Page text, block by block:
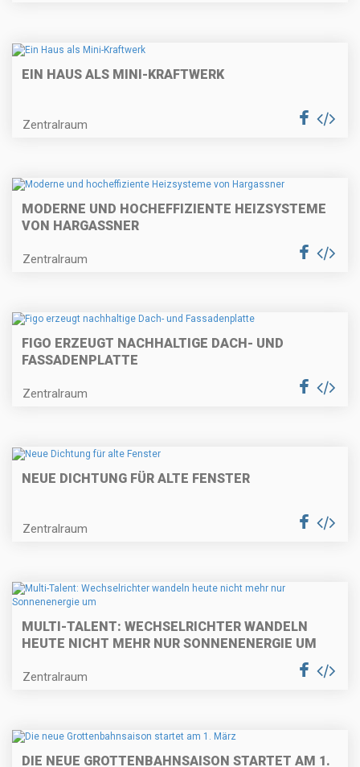
EIN HAUS ALS MINI-KRAFTWERK
Zentralraum
MODERNE UND HOCHEFFIZIENTE HEIZSYSTEME
VON HARGASSNER
Zentralraum
FIGO ERZEUGT NACHHALTIGE DACH- UND
FASSADENPLATTE
Zentralraum
NEUE DICHTUNG FÜR ALTE FENSTER
Zentralraum
MULTI-TALENT: WECHSELRICHTER WANDELN
HEUTE NICHT MEHR NUR SONNENENERGIE UM
Zentralraum
DIE NEUE GROTTENBAHNSAISON STARTET AM 1.